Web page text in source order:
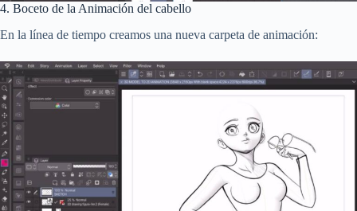
4. Boceto de la Animación del cabello
En la línea de tiempo creamos una nueva carpeta de animación: